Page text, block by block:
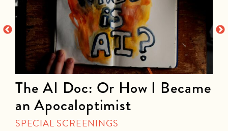
The AI Doc: Or How I Became
an Apocaloptimist
SPECIAL SCREENINGS